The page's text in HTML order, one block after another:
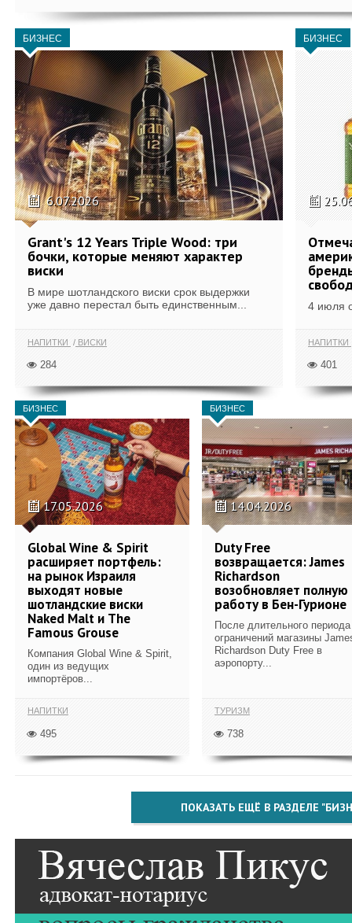
БИЗНЕС
6.07.2026
Grant's 12 Years Triple Wood: три
бочки, которые меняют характер
виски
В мире шотландского виски срок выдержки
уже давно перестал быть единственным...
НАПИТКИ ВИСКИ
284
БИЗНЕС
4 июля
НАПИТКИ
401
БИЗНЕС
17.05.2026
Global Wine & Spirit
расширяет портфель:
на рынок Израиля
выходят новые
шотландские виски
Naked Malt и The
Famous Grouse
Компания Global Wine & Spirit,
один из ведущих
импортёров...
НАПИТКИ
495
БИЗНЕС
14.04.2026
Duty Free
возвращается: James
Richardson
возобновляет полную
работу в Бен-Гурионе
После длительного периода
ограничений магазины
Richardson Duty Free в
аэропорту...
ТУРИЗМ
738
ПОКАЗАТЬ ЕЩЁ В РАЗДЕЛЕ